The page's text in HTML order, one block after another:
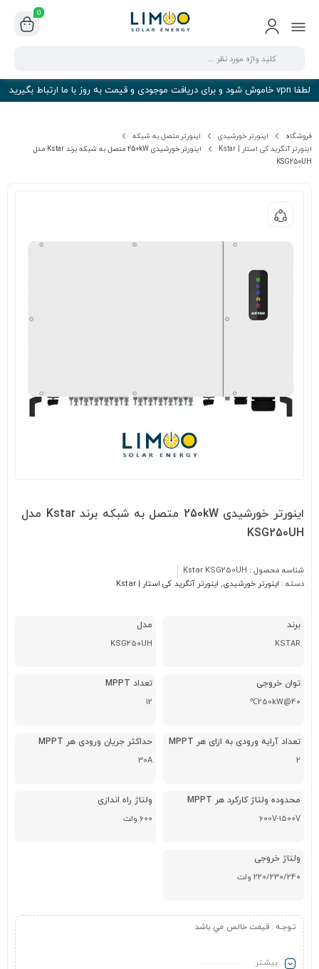
0
لطفا vpn خاموش شود و برای دریافت موجودی و قیمت به روز با ما ارتباط بگیرید
فروشگاه اینورتر خورشیدی
اینورتر متصل به شبکه
اینورتر آنگرید کی استار | Kstar
اینورتر خورشیدی 250kW متصل به شبکه برند Kstar مدل
KSG250UH
اینورتر خورشیدی 250kW متصل به شبکه برند Kstar مدل
KSG250UH
شناسه محصول : Kstar KSG250UH
دسته : اینورتر خورشیدی, اینورتر آنگرید کی استار | Kstar
برند
KSTAR
مدل
KSG250UH
توان خروجی
250kW@40℃
تعداد MPPT
12
تعداد آرایه ورودی به ازای هر MPPT
2
حداکثر جریان ورودی هر MPPT
30A
محدوده ولتاژ کارکرد هر MPPT
600V-1500V
ولتاژ راه اندازی
600 ولت
ولتاژ خروجی
220/230/240 ولت
تـوجـه : قيمت خالص مي باشد
بیشـتر